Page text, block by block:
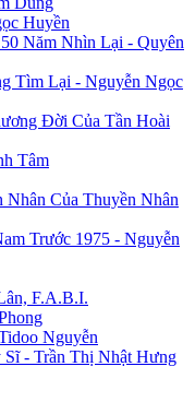
Huyền
Năm Nhìn Lại - Quyên
Tìm Lại - Nguyễn Ngọc
Đời Của Tần Hoài
Tâm
Của Thuyền Nhân
Trước 1975 - Nguyễn
F.A.B.I.
Nguyễn
- Trần Thị Nhật Hưng